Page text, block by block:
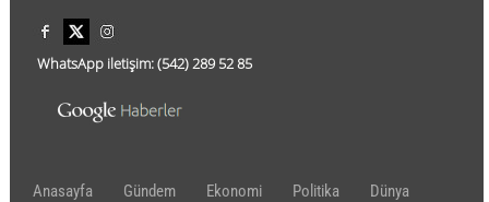
WhatsApp iletişim:(542)289 52 85
Anasayfa Gündem Ekonomi Politika
Dünya